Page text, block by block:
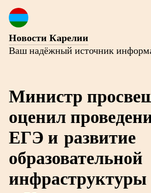
Новости Карелии
Ваш надёжный источник
Министр
оценил
ЕГЭ и развитие
образовательной
инфраструктуры